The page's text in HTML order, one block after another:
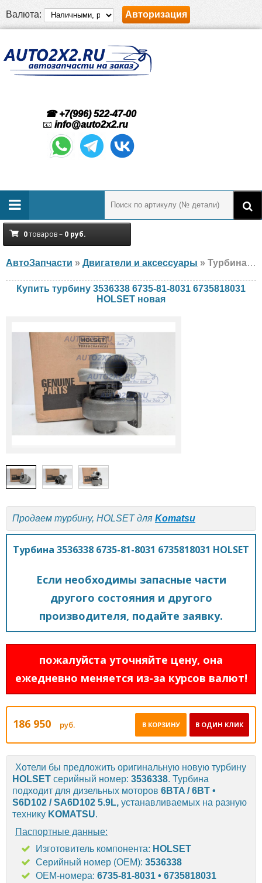
Валюта: Авторизация
☎ +7(996) 522-47-00
📧 info@auto2x2.ru
0товаров – 0 руб.
АвтоЗапчасти » Двигатели и аксессуары » Турбина HOLSET 3536338 6735-81-8031 6735818031 Komatsu, новая
Купить турбину 3536338 6735-81-8031 6735818031
HOLSET новая
Продаем турбину, HOLSET для Komatsu
Турбина 3536338 6735-81-8031 6735818031 HOLSET
Если необходимы запасные части
другого состояния и другого
производителя, подайте заявку.
пожалуйста уточняйте цену, она
ежедневно меняется из-за курсов валют!
186 950 руб. В ОДИН КЛИК
В КОРЗИНУ
Хотели бы предложить оригинальную новую турбину
HOLSET серийный номер: 3536338. Турбина
подходит для дизельных моторов 6BTA / 6BT •
S6D102 / SA6D102 5.9L, устанавливаемых на разную
технику KOMATSU.
Паспортные данные:
Изготовитель компонента: HOLSET
Серийный номер (OEM): 3536338
OEM-номера: 6735-81-8031 • 6735818031